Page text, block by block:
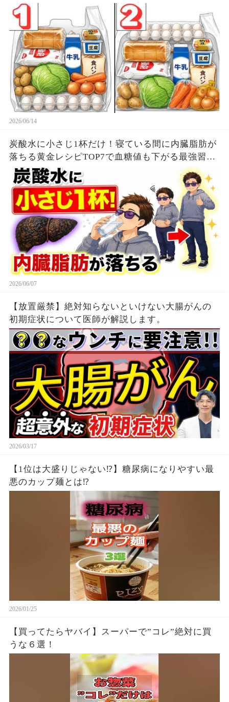
2026/06/14
炭酸水に小さじ1杯だけ！寝ている間に内臓脂肪が
落ちる黄金レシピTOP7で血糖値も下がる最強習慣
【ダイエット整体師】
2026/06/07
【放置厳禁】絶対知らないといけない大腸がんの
初期症状について医師が解説します。
2026/03/17
【1位は大盛りじゃない⁉】糖尿病になりやすい最
悪のカップ麺とは⁉
2026/01/25
【買ってたらヤバイ】スーパーで”コレ”絶対に買
うな６選！